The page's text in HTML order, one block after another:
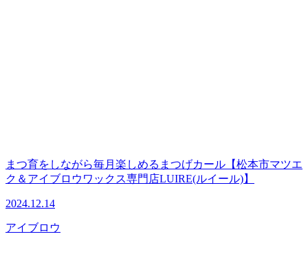
まつ育をしながら毎月楽しめるまつげカール【松本市マツエ
ク＆アイブロウワックス専門店LUIRE(ルイール)】
2024.12.14
アイブロウ